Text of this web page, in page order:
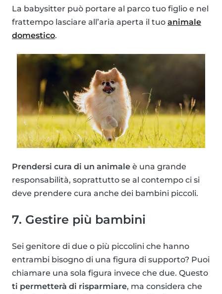
La babysitter può portare al parco tuo figlio e nel
frattempo lasciare all’aria aperta il tuo animale
domestico.
Prendersi cura di un animale è una grande
responsabilità, soprattutto se al contempo ci si
deve prendere cura anche dei bambini piccoli.
7. Gestire più bambini
Sei genitore di due o più piccolini che hanno
entrambi bisogno di una figura di supporto? Puoi
chiamare una sola figura invece che due. Questo
ti permetterà di risparmiare, ma considera che